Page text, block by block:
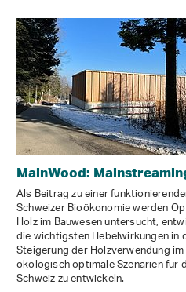
MainWood:
Als Beitrag zu einer
Schweizer Bioökonomie werden
Holz im Bauwesen untersucht,
die wichtigsten Hebelwirkungen
Steigerung der Holzverwendung
ökologisch optimale Szenarien für
Schweiz zu entwickeln.